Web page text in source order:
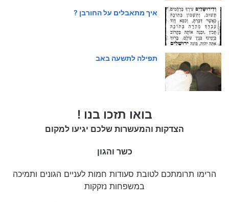
איך מתאבלים על החורבן ?
תפילה לתשעה באב
בואו תזכו בנו !
הצדקות והמעשרות שלכם יגיעו למקום
כשר והגון
הרימו תרומתכם לטובת סעודות חמות לעניים הגונים ותמיכה
במשפחות נזקקות